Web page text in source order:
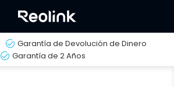
Garantía de Devolución de Dinero
Garantía de 2 Años